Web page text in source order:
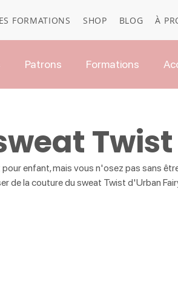
FORMATIONS SHOP BLOG À
Patrons Formations
Twist
enfant, mais vous n'osez pas sans
de la couture du sweat Twist d'Urban